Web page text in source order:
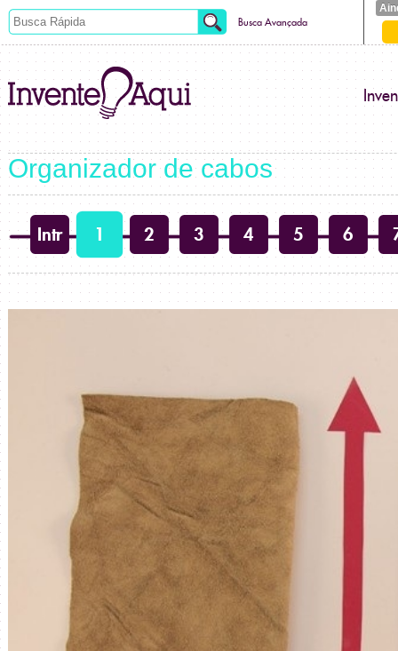
Busca Avançada
Organizador de cabos
Intr 1 2 3 4 5 6